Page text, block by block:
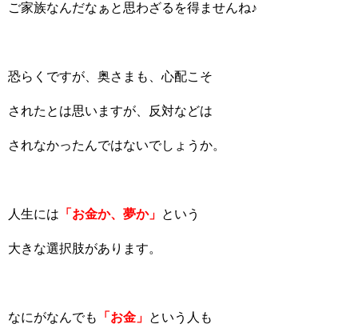
ご家族なんだなぁと思わざるを得ませんね♪
恐らくですが、奥さまも、心配こそ
されたとは思いますが、反対などは
されなかったんではないでしょうか。
人生には 「お金か、夢か」 という
大きな選択肢があります。
なにがなんでも 「お金」 という人も